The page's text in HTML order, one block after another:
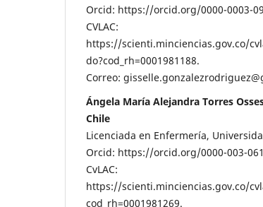
Orcid: https://orcid.org/0000-0003-
CVLAC:
https://scienti.minciencias.gov.co/
do?cod_rh=0001981188.
Correo:
Ángela María Alejandra Torres
Chile
Licenciada en Enfermería,
Orcid: https://orcid.org/0000-003-
CvLAC:
https://scienti.minciencias.gov.co/
cod_rh=0001981269.